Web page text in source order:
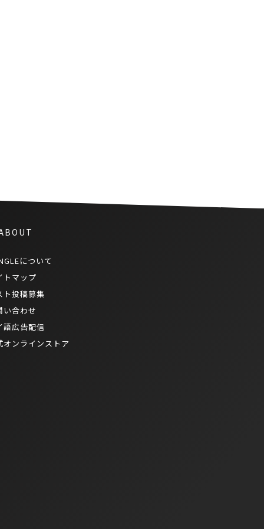
について
トマップ
ト投稿募集
い合わせ
語広告配信
オンラインストア